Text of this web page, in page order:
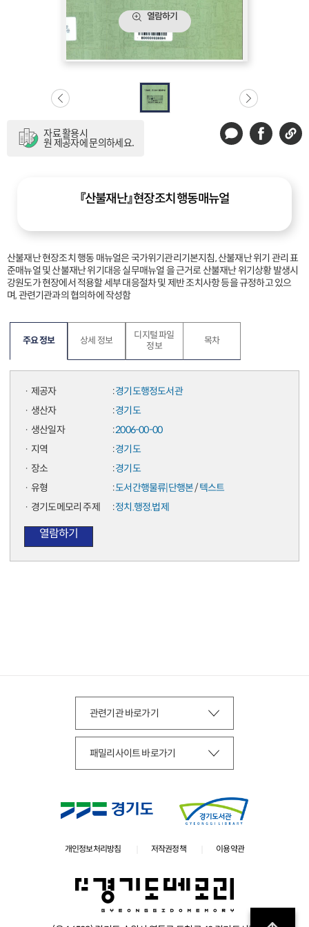
열람하기
『산불재난』 현장조치 행동매뉴얼
산불재난 현장조치 행동 매뉴얼은 국가위기관리기본지침, 산불재난 위기 관리 표
준매뉴얼 및 산불재난 위기대응 실무매뉴얼 을 근거로 산불재난 위기상황 발생시
강원도가 현장에서 적용할 세부 대응절차 및 제반 조치사항 등을 규정하고 있으
며, 관련기관과의 협의하에 작성함
주요 정보 상세 정보
디지털 파일
정보
목차
제공자
경기도행정도서관
생산자
경기도
생산일자
2006-00-00
지역
경기도
장소
경기도
유형
도서간행물류|단행본/텍스트
경기도메모리 주제
정치.행정.법제
열람하기
개인정보처리방침 저작권정책 이용약관